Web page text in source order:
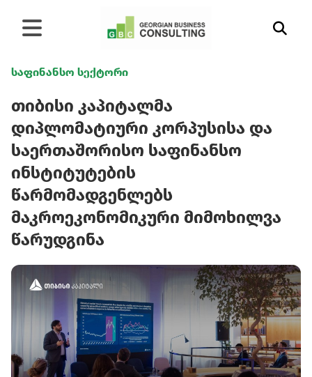
საფინანსო სექტორი
თიბისი კაპიტალმა
დიპლომატიური კორპუსისა და
საერთაშორისო საფინანსო
ინსტიტუტების
წარმომადგენლებს
მაკროეკონომიკური მიმოხილვა
წარუდგინა